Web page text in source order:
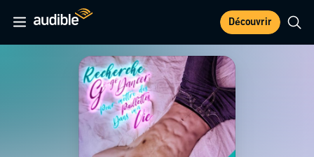
Découvrir